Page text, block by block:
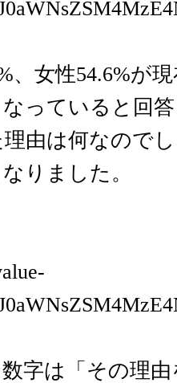
、女性54.6%が
っていると回
由は何なので
りました。
字は「その理